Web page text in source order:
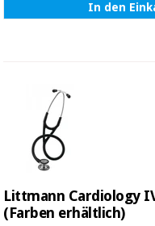
In den
Littmann Cardiology
(Farben erhältlich)